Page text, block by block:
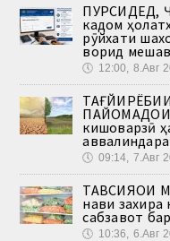
ПУРСИДЕД,
кадом
рӯйхати
ворид
🕔 12:00, 8.Авг
кишоварзӣ
🕔 09:14, 7.Авг
ТАВСИЯҲОИ
нави захира
сабзавот
🕔 10:36, 6.Авг